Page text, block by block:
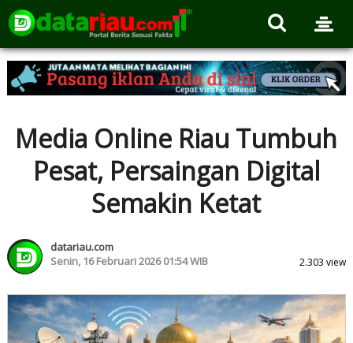
Media Online Riau Tumbuh
Pesat, Persaingan Digital
Semakin Ketat
datariau.com
Senin, 16 Februari 2026 01:54 WIB
2.303 view